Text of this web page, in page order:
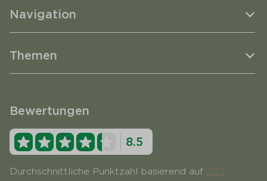
Navigation
Themen
Bewertungen
8.5
Durchschnittliche Punktzahl basierend auf 303